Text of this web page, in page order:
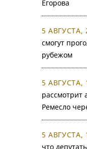
Егорова
5 АВГУСТА,
смогут
рубежом
5 АВГУСТА,
рассмотрит
Ремесло
5 АВГУСТА,
что